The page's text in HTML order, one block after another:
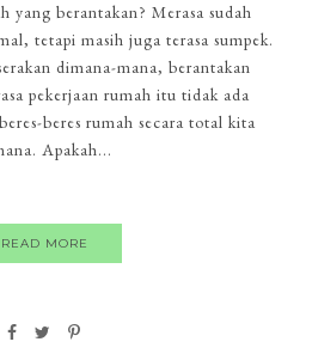
yang berantakan? Merasa sudah
tetapi masih juga terasa sumpek.
dimana-mana, berantakan
pekerjaan rumah itu tidak ada
beres rumah secara total kita
Apakah...
READ MORE